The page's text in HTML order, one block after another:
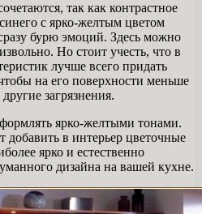
так как контрастное
с ярко-желтым цветом
бурю эмоций. Здесь можно
Но стоит учесть, что в
лучше всего придать
на его поверхности меньше
загрязнения.
ярко-желтыми тонами.
добавить в интерьер цветочные
ярко и естественно
дизайна на вашей кухне.